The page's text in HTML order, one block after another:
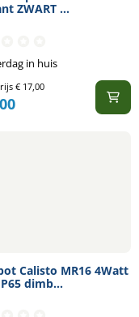
ZWART ...
in huis
€17,00
Calisto MR16 4Watt
dimb...